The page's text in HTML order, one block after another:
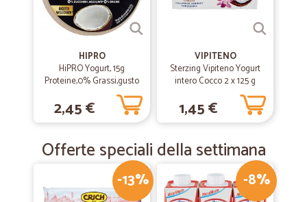
HIPRO
HiPRO Yogurt, 15g
Proteine,0% Grassi,gusto
Cocco,con Magnesio&Vit
B9,basso in lattosio,160g
2,45 €
VIPITENO
Sterzing Vipiteno Yogurt
intero Cocco 2 x 125 g
1,45 €
Offerte speciali della settimana
-13% -8%